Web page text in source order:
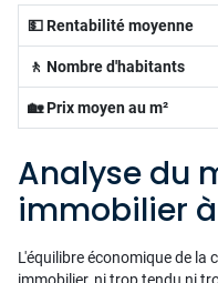
💵 Rentabilité moyenne
🚶 Nombre d'habitants
🏡 Prix moyen au m²
Analyse du
immobilier
L'équilibre économique de la